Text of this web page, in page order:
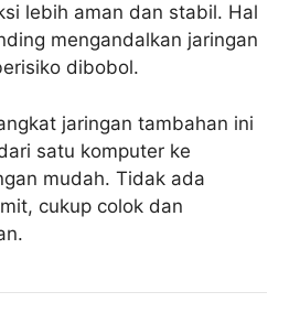
lebih aman dan stabil. Hal
mengandalkan jaringan
dibobol.
jaringan tambahan ini
satu komputer ke
mudah. Tidak ada
cukup colok dan